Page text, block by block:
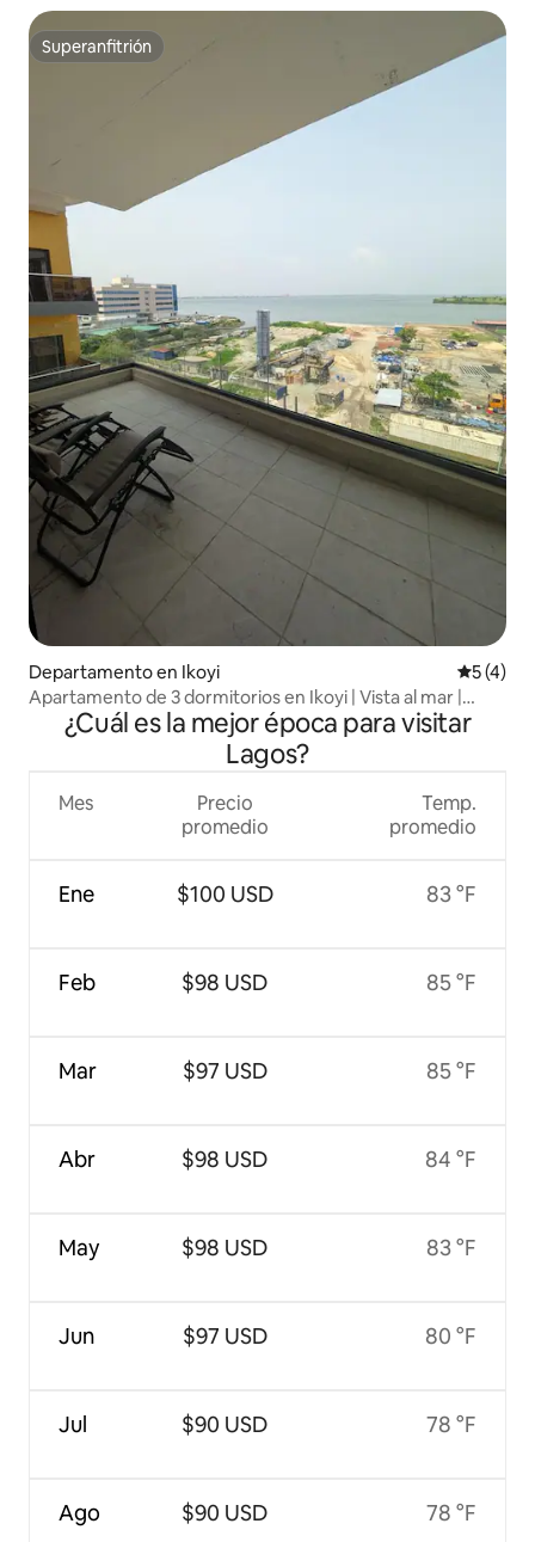
Superanfitrión
Superanfitrión
Departamento en Ikoyi
5 (4)
Apartamento de 3 dormitorios en Ikoyi | Vista al mar |
Cerca del aeropuerto
¿Cuál es la mejor época para visitar
Lagos?
Mes
Ene
Feb
Mar
Abr
May
Jun
Jul
Ago
Precio
promedio
$100 USD
$98 USD
$97 USD
$98 USD
$98 USD
$97 USD
$90 USD
$90 USD
Temp.
promedio
83 °F
85 °F
85 °F
84 °F
83 °F
80 °F
78 °F
78 °F